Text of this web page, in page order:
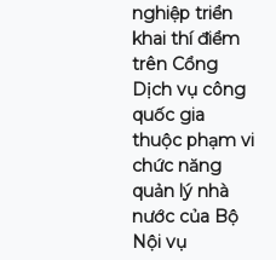
nghiệp triển
khai thí điểm
trên Cổng
Dịch vụ công
quốc gia
thuộc phạm vi
chức năng
quản lý nhà
nước của Bộ
Nội vụ